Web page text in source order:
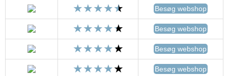
Besøg webshop
Besøg webshop
Besøg webshop
Besøg webshop